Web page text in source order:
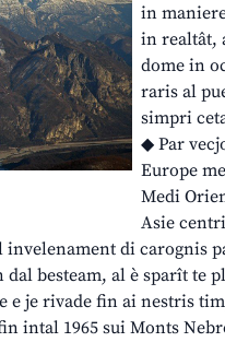
in
in realtât,
dome in
raris al
simpri
◆ Par
Europe
Medi
Asie
invelenament di carognis
besteam, al è sparît te
e je rivade fin ai nestris
intal 1965 sui Monts